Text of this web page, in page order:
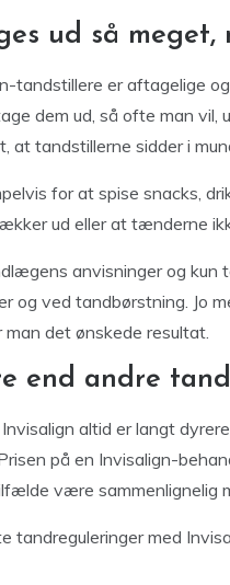
ud så meget,
tandstillere er aftagelige
dem ud, så ofte man vil,
tandstillerne sidder i
for at spise snacks,
ud eller at tænderne
anvisninger og kun
og ved tandbørstning. Jo
det ønskede resultat.
end andre
altid er langt
på en Invisalign-
være sammenlignelig
tandreguleringer med